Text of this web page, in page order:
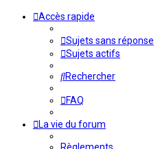
Accès rapide
Sujets sans réponse
Sujets actifs
Rechercher
FAQ
La vie du forum